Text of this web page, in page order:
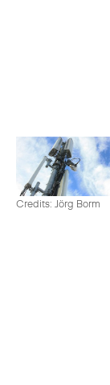
Credits: Jörg Borm